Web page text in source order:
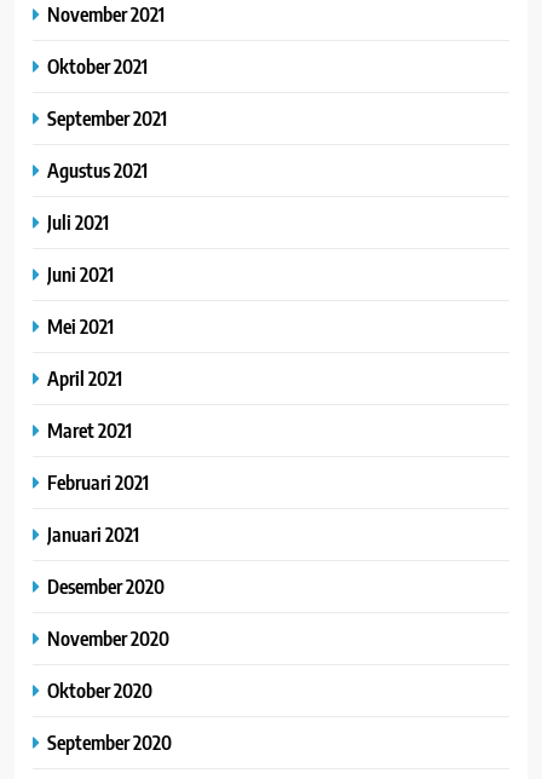
November 2021
Oktober 2021
September 2021
Agustus 2021
Juli 2021
Juni 2021
Mei 2021
April 2021
Maret 2021
Februari 2021
Januari 2021
Desember 2020
November 2020
Oktober 2020
September 2020